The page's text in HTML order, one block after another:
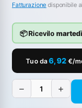
Fatturazione disponibile
📦 Ricevilo
Tuo da6,92 €/
− +